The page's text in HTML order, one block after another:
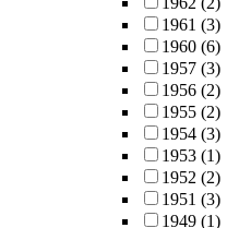
1961 (3)
1960 (6)
1957 (3)
1956 (2)
1955 (2)
1954 (3)
1953 (1)
1952 (2)
1951 (3)
1949 (1)